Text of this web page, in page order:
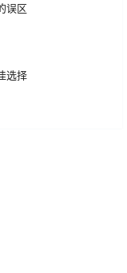
误区
选择